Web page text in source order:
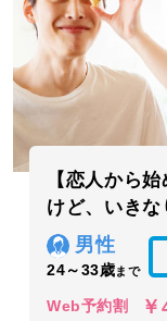
【恋人から
けど、いき
男性
24～33歳まで
Web予約割